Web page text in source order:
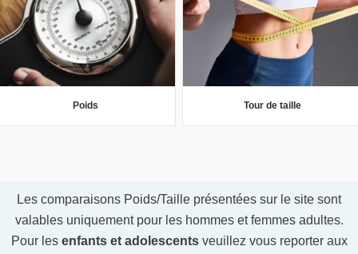
Poids Tour de taille
Les comparaisons Poids/Taille présentées sur le site sont
valables uniquement pour les hommes et femmes adultes.
Pour les enfants et adolescentsveuillez vous reporter aux